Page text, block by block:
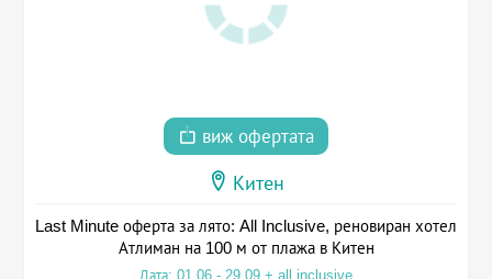
виж офертата
Китен
Last Minute оферта за лято: All Inclusive, реновиран хотел
Атлиман на 100 м от плажа в Китен
Дата: 01.06 - 29.09 + all inclusive